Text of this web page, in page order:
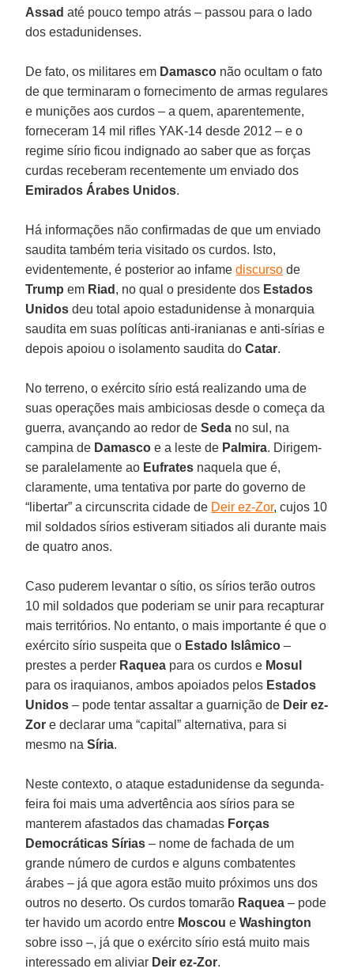
Assad até pouco tempo atrás – passou para o lado
dos estadunidenses.
De fato, os militares em Damasco não ocultam o fato
de que terminaram o fornecimento de armas regulares
e munições aos curdos – a quem, aparentemente,
forneceram 14 mil rifles YAK-14 desde 2012 – e o
regime sírio ficou indignado ao saber que as forças
curdas receberam recentemente um enviado dos
Emirados Árabes Unidos.
Há informações não confirmadas de que um enviado
saudita também teria visitado os curdos. Isto,
evidentemente, é posterior ao infamediscurso de
Trump em Riad , no qual o presidente dos Estados
Unidos deu total apoio estadunidense à monarquia
saudita em suas políticas anti-iranianas e anti-sírias e
depois apoiou o isolamento saudita doCatar.
No terreno, o exército sírio está realizando uma de
suas operações mais ambiciosas desde o começa da
guerra, avançando ao redor deSeda no sul, na
campina de Damasco e a leste de Palmira. Dirigem-
se paralelamente ao Eufrates naquela que é,
claramente, uma tentativa por parte do governo de
“libertar” a circunscrita cidade de Deir ez-Zor, cujos 10
mil soldados sírios estiveram sitiados ali durante mais
de quatro anos.
Caso puderem levantar o sítio, os sírios terão outros
10 mil soldados que poderiam se unir para recapturar
mais territórios. No entanto, o mais importante é que o
exército sírio suspeita que o Estado Islâmico –
prestes a perder Raquea para os curdos e Mosul
para os iraquianos, ambos apoiados pelos Estados
Unidos – pode tentar assaltar a guarnição de Deir ez-
Zor e declarar uma “capital” alternativa, para si
mesmo naSíria.
Neste contexto, o ataque estadunidense da segunda-
feira foi mais uma advertência aos sírios para se
manterem afastados das chamadas Forças
Democráticas Sírias – nome de fachada de um
grande número de curdos e alguns combatentes
árabes – já que agora estão muito próximos uns dos
outros no deserto. Os curdos tomarão Raquea – pode
ter havido um acordo entre Moscou eWashington
sobre isso –, já que o exército sírio está muito mais
interessado em aliviar Deir ez-Zor.